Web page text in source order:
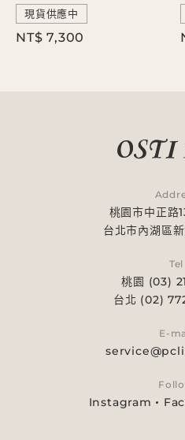
現貨供應中
NT$ 7,300
桃園市中正路
台北市內湖區
Tel
桃園 (03)
台北 (02)
E-
Instagram